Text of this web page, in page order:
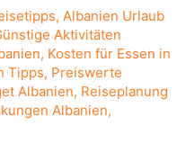
,Albanien Urlaub
Aktivitäten
, Kosten für Essen in
Tipps, Preiswerte
Albanien, Reiseplanung
Albanien,